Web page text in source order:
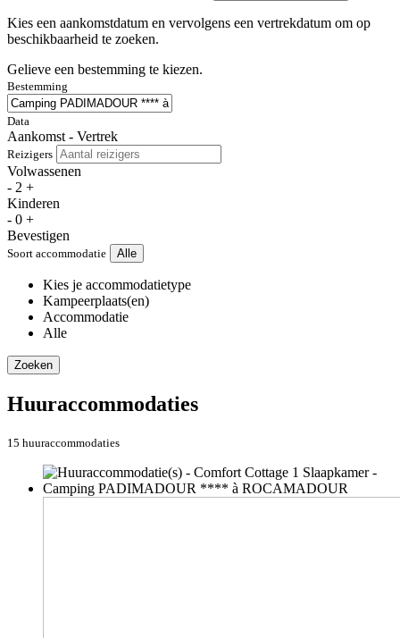
Kies een aankomstdatum en vervolgens een vertrekdatum om op
beschikbaarheid te zoeken.
Gelieve een bestemming te kiezen.
Bestemming
Data
Aankomst - Vertrek
Reizigers
Volwassenen
- 2 +
Kinderen
- 0 +
Bevestigen
Soort accommodatie Alle
Kies je accommodatietype
Kampeerplaats(en)
Accommodatie
Alle
Zoeken
Huuraccommodaties
15 huuraccommodaties